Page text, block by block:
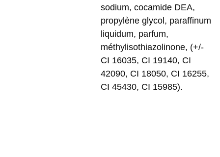
sodium, cocamide DEA,
propylène glycol, paraffinum
liquidum, parfum,
méthylisothiazolinone, (+/-
CI 16035, CI 19140, CI
42090, CI 18050, CI 16255,
CI 45430, CI 15985).